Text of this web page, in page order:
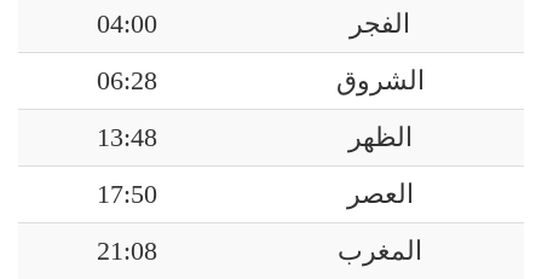
الفجر
04:00
الشروق
06:28
الظهر
13:48
العصر
17:50
المغرب
21:08